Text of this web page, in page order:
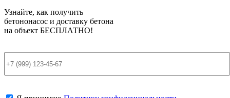
Узнайте, как получить
бетононасос и доставку бетона
на объект БЕСПЛАТНО!